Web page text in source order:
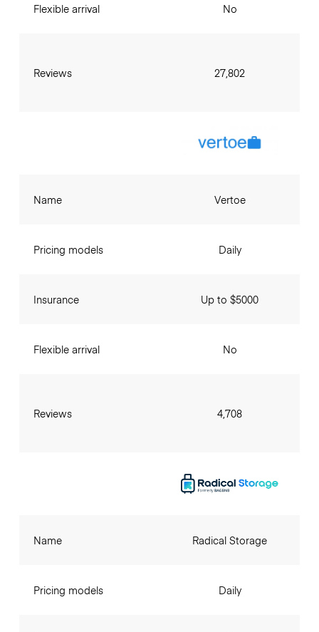
Flexible arrival
Reviews
No
27,802
Name
Pricing models
Insurance
Flexible arrival
Reviews
Vertoe
Daily
Up to $5000
No
4,708
Name
Pricing models
Radical Storage
Daily